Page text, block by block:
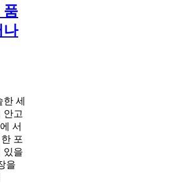
품
나
세
안고
서
포
있을
을